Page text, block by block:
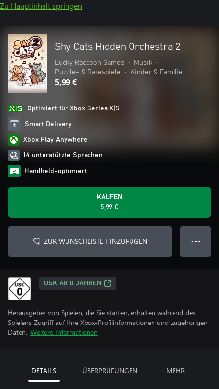
Zu Hauptinhalt springen
Shy Cats Hidden Orchestra 2
Lucky Raccoon Games • Musik
•
Puzzle- & Ratespiele
• Kinder & Familie
5,99 €
Optimiert für Xbox Series X|S
Smart Delivery
Xbox Play Anywhere
14 unterstützte Sprachen
Handheld-optimiert
KAUFEN
5,99 €
ZUR WUNSCHLISTE HINZUFÜGEN ● ● ●
USK AB 0 JAHREN
Herausgeber von Spielen, die Sie starten, erhalten während des
Spielens Zugriff auf Ihre Xbox-Profilinformationen und zugehörigen
Daten. Weitere Informationen
DETAILS ÜBERPRÜFUNGEN MEHR